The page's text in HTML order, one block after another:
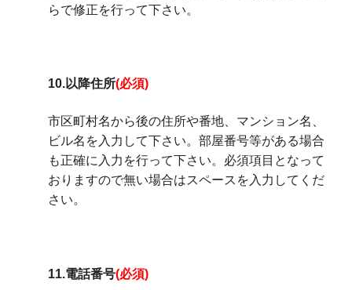
らで修正を行って下さい。
10.以降住所(必須)
市区町村名から後の住所や番地、マンション名、
ビル名を入力して下さい。部屋番号等がある場合
も正確に入力を行って下さい。必須項目となって
おりますので無い場合はスペースを入力してくだ
さい。
11.電話番号(必須)